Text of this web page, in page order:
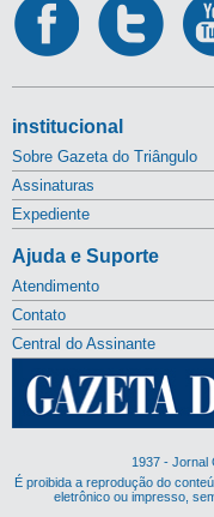
institucional
Sobre Gazeta do Triângulo
Assinaturas
Expediente
Ajuda e Suporte
Atendimento
Contato
Central do Assinante
1937 - Jornal
É proibida a reprodução do
eletrônico ou impresso,